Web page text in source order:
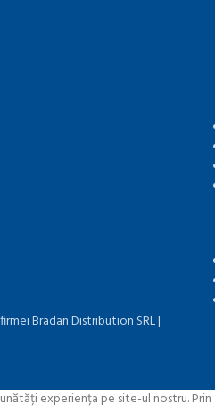
Bradan Distribution SRL |
experiența pe site-ul nostru. Prin